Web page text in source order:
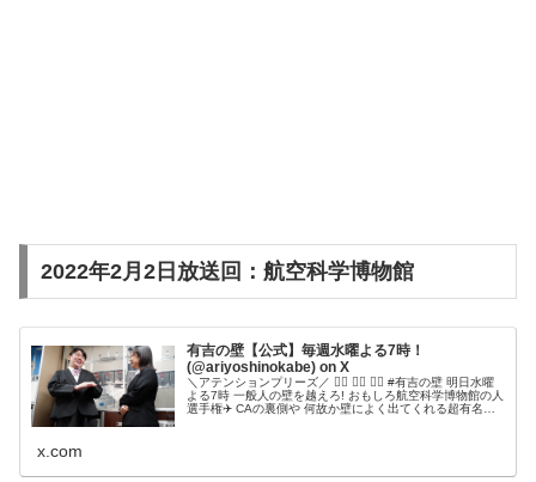
2022年2月2日放送回：航空科学博物館
有吉の壁【公式】毎週水曜よる7時！
(@ariyoshinokabe) on X
＼アテンションプリーズ／ 💁‍♀️ 💁‍♀️ 💁‍♀️ #有吉の壁 明日水曜
よる7時 一般人の壁を越えろ! おもしろ航空科学博物館の人
選手権✈️ CAの裏側や 何故か壁によく出てくれる超有名海
x.com